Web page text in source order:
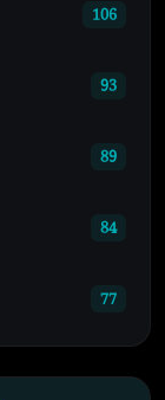
106
93
89
84
77